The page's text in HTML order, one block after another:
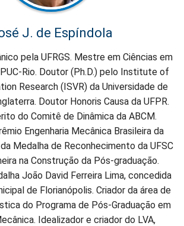
J. de Espíndola
pela UFRGS. Mestre em Ciências em
Rio. Doutor (Ph.D.) pelo Institute of
Research (ISVR) da Universidade de
Doutor Honoris Causa da UFPR.
do Comitê de Dinâmica da ABCM.
Engenharia Mecânica Brasileira da
Medalha de Reconhecimento da UFSC
na Construção da Pós-graduação.
João David Ferreira Lima, concedida
de Florianópolis. Criador da área de
do Programa de Pós-Graduação em
Idealizador e criador do LVA,